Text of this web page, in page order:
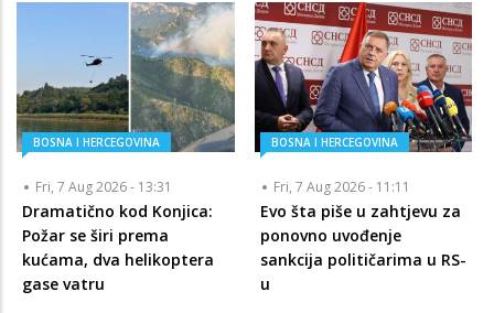
BOSNA I HERCEGOVINA
Fri, 7 Aug 2026 - 13:31
Dramatično kod Konjica:
Požar se širi prema
kućama, dva helikoptera
gase vatru
BOSNA I HERCEGOVINA
Fri, 7 Aug 2026 - 11:11
Evo šta piše u zahtjevu za
ponovno uvođenje
sankcija političarima u RS-
u